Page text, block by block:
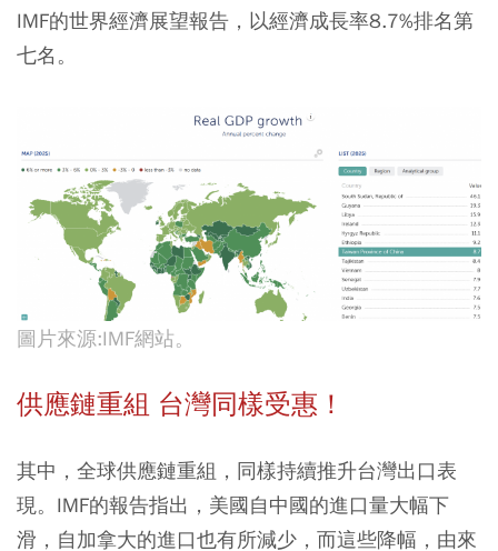
IMF的世界經濟展望報告，以經濟成長率8.7%排名第
七名。
圖片來源:IMF網站。
供應鏈重組 台灣同樣受惠！
其中，全球供應鏈重組，同樣持續推升台灣出口表
現。IMF的報告指出，美國自中國的進口量大幅下
滑，自加拿大的進口也有所減少，而這些降幅，由來